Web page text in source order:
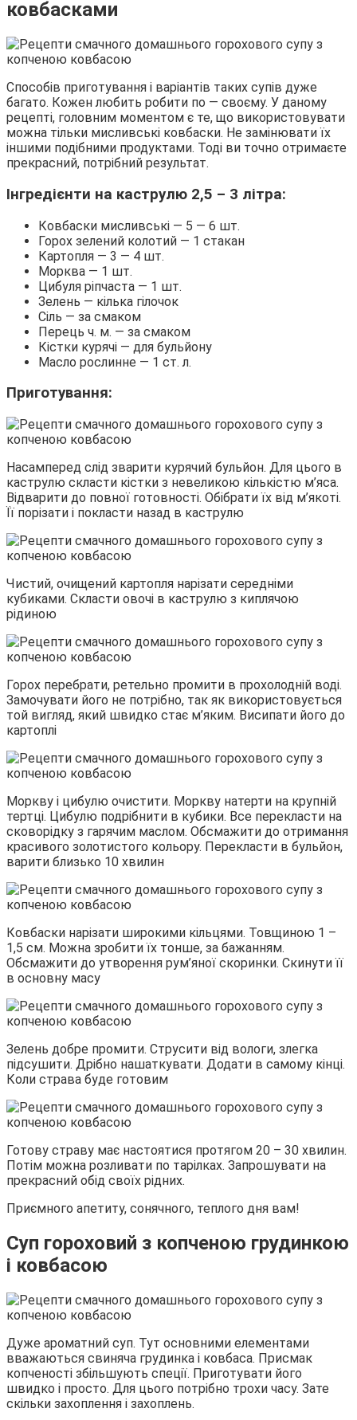
ковбасками
Способів приготування і варіантів таких супів дуже
багато. Кожен любить робити по — своєму. У даному
рецепті, головним моментом є те, що використовувати
можна тільки мисливські ковбаски. Не замінювати їх
іншими подібними продуктами. Тоді ви точно отримаєте
прекрасний, потрібний результат.
Інгредієнти на каструлю 2,5 – 3 літра:
Ковбаски мисливські — 5 — 6 шт.
Горох зелений колотий — 1 стакан
Картопля — 3 — 4 шт.
Морква — 1 шт.
Цибуля ріпчаста — 1 шт.
Зелень — кілька гілочок
Сіль — за смаком
Перець ч. м. — за смаком
Кістки курячі — для бульйону
Масло рослинне — 1 ст. л.
Приготування:
Насамперед слід зварити курячий бульйон. Для цього в
каструлю скласти кістки з невеликою кількістю м’яса.
Відварити до повної готовності. Обібрати їх від м’якоті.
Її порізати і покласти назад в каструлю
Чистий, очищений картопля нарізати середніми
кубиками. Скласти овочі в каструлю з киплячою
рідиною
Горох перебрати, ретельно промити в прохолодній воді.
Замочувати його не потрібно, так як використовується
той вигляд, який швидко стає м’яким. Висипати його до
картоплі
Моркву і цибулю очистити. Моркву натерти на крупній
тертці. Цибулю подрібнити в кубики. Все перекласти на
сковорідку з гарячим маслом. Обсмажити до отримання
красивого золотистого кольору. Перекласти в бульйон,
варити близько 10 хвилин
Ковбаски нарізати широкими кільцями. Товщиною 1 –
1,5 см. Можна зробити їх тонше, за бажанням.
Обсмажити до утворення рум’яної скоринки. Скинути її
в основну масу
Зелень добре промити. Струсити від вологи, злегка
підсушити. Дрібно нашаткувати. Додати в самому кінці.
Коли страва буде готовим
Готову страву має настоятися протягом 20 – 30 хвилин.
Потім можна розливати по тарілках. Запрошувати на
прекрасний обід своїх рідних.
Приємного апетиту, сонячного, теплого дня вам!
Суп гороховий з копченою грудинкою
і ковбасою
Дуже ароматний суп. Тут основними елементами
вважаються свиняча грудинка і ковбаса. Присмак
копченості збільшують спеції. Приготувати його
швидко і просто. Для цього потрібно трохи часу. Зате
скільки захоплення і захоплень.